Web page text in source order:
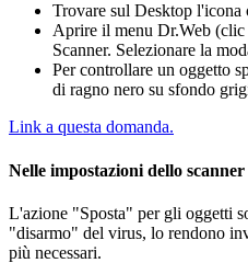
Trovare sul Desktop
Aprire il menu Dr.Web (clic
Scanner. Selezionare la
Per controllare un oggetto
di ragno nero su sfondo
Link a questa domanda.
Nelle impostazioni dello
L'azione "Sposta" per gli oggetti
"disarmo" del virus, lo rendono
più necessari.